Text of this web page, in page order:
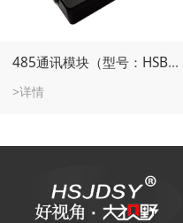
485通讯模块（型号：HSBT-01/485）
>详情